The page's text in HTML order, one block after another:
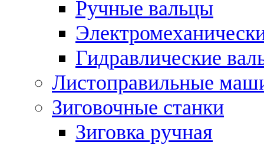
Ручные вальцы
Гидравлические
Листоправильные
Зиговочные станки
Зиговка ручная